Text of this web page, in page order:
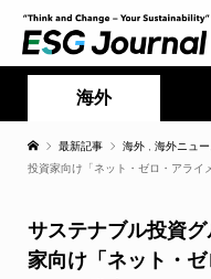
海外
最新記事 海外 海外ニュー
投資家向け「ネット・ゼロ・アライ
サステナブル投資
家向け「ネット・